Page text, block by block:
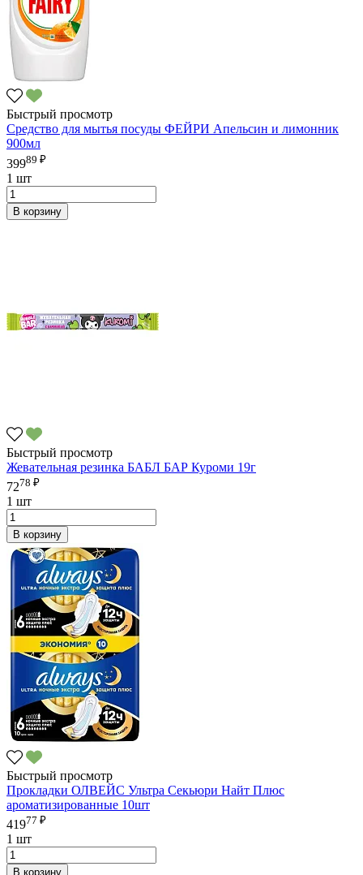
Быстрый просмотр
Средство для мытья посуды ФЕЙРИ Апельсин и лимонник
900мл
39989 ₽
1 шт
В корзину
Быстрый просмотр
Жевательная резинка БАБЛ БАР Куроми 19г
7278 ₽
1 шт
В корзину
Быстрый просмотр
Прокладки ОЛВЕЙС Ультра Секьюри Найт Плюс
ароматизированные 10шт
41977 ₽
1 шт
В корзину